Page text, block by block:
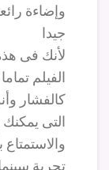
وإضاءة
جيدا
لأنك فى
الفيلم
كالفشار
التى
تجربة